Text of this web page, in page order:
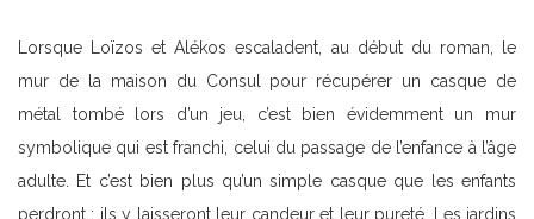
Lorsque Loïzos et Alékos escaladent, au début du roman, le
mur de la maison du Consul pour récupérer un casque de
métal tombé lors d’un jeu, c’est bien évidemment un mur
symbolique qui est franchi, celui du passage de l’enfance à l’âge
adulte. Et c’est bien plus qu’un simple casque que les enfants
perdront ; ils y laisseront leur candeur et leur pureté. Les jardins